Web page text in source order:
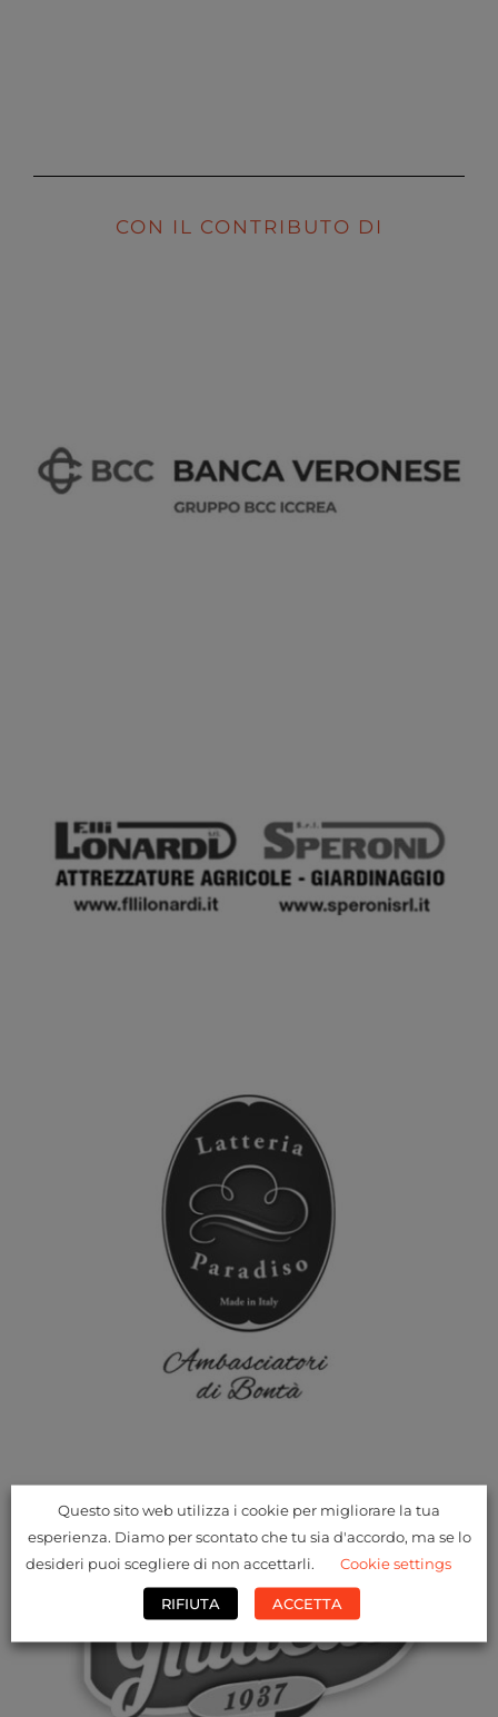
CON IL CONTRIBUTO DI
Questo sito web utilizza i cookie per migliorare la tua
esperienza. Diamo per scontato che tu sia d'accordo, ma se lo
desideri puoi scegliere di non accettarli.
Cookie settings
RIFIUTA ACCETTA